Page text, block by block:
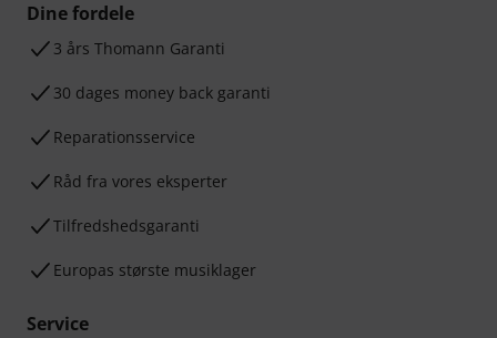
Dine fordele
3 års Thomann Garanti
30 dages money back garanti
Reparationsservice
Råd fra vores eksperter
Tilfredshedsgaranti
Europas største musiklager
Service